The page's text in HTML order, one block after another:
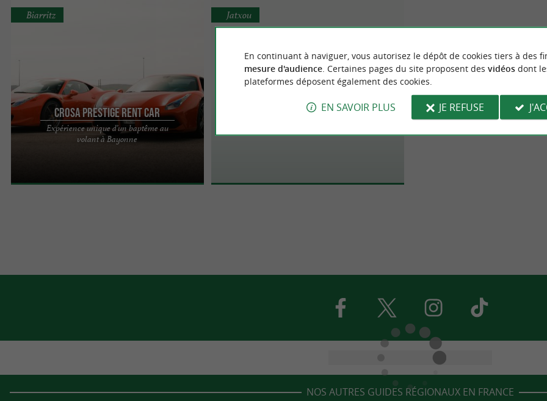
Crosa Prestige Rent Car
Expérience unique d’un baptême au
volant à Bayonne
Biarritz
« TENTEZ L’AVENTURE ET VIVEZ UN MOMENT
INOUBLIABLE » Crosa Prestige Rent Car vous
Jatxou
NOS AUTRES GUIDES RÉGIONAUX EN FRANCE
En continuant à naviguer, vous autorisez le dépôt de cookies tiers à des
mesure d'audience. Certaines pages du site proposent des vidéosdont
plateformes déposent également des cookies.
EN SAVOIR PLUS JE REFUSE